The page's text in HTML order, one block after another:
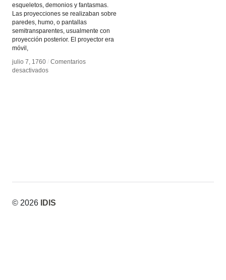
esqueletos, demonios y fantasmas.
Las proyecciones se realizaban sobre
paredes, humo, o pantallas
semitransparentes, usualmente con
proyección posterior. El proyector era
móvil,
julio 7, 1760 / Comentarios
desactivadosen
julio 7, 1760 / Comentarios
desactivadosen
© 2026 IDIS